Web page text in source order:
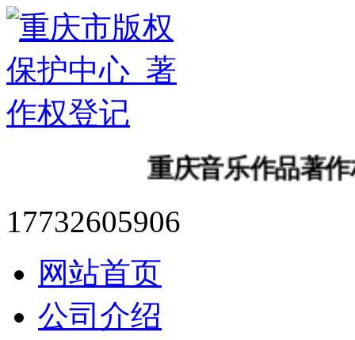
重庆音乐作品著作权
17732605906
网站首页
公司介绍